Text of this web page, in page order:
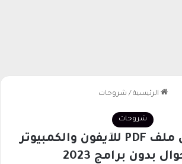
الرئيسية / شروحات
شروحات
كيفية تعديل ملف PDF للآيفون والكمبيوتر
بدون برامج 2023